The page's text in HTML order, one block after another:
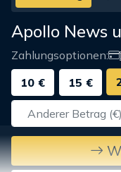
Apollo News
Zahlungsoptionen:
10 €
15 €